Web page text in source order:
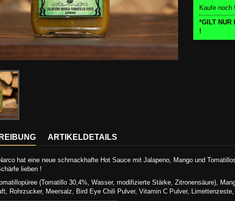
Kaufe noch
*GILT NUR
!
ARTIKELDETAILS
hat eine neue schmackhafte Hot Sauce mit Jalapeno, Mango und
lieben !
(Tomatillo 30,4%, Wasser, modifizierte Stärke, Zitronensäure),
Rohrzucker, Meersalz, Bird Eye Chili Pulver, Vitamin C Pulver,